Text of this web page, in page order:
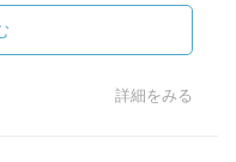
ことができないと人生
詳細をみる